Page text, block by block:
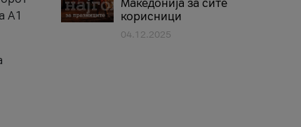
A1
Македонија за сите
корисници
04.12.2025